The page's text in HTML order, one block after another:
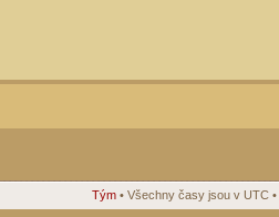
Tým • Všechny časy jsou v UTC •